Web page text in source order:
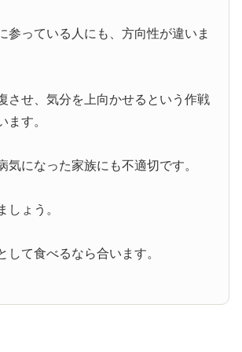
参っている人にも、方向性が違いま
させ、気分を上向かせるという作戦
ます。
気になった家族にも不適切です。
しょう。
して食べるなら合います。